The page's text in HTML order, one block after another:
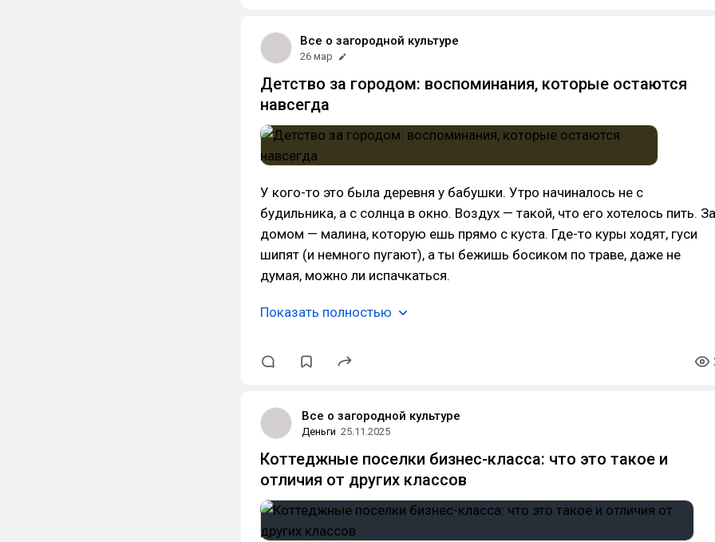
Все о загородной культуре
26 мар
Детство за городом: воспоминания, которые остаются
навсегда
У кого-то это была деревня у бабушки. Утро начиналось не с
будильника, а с солнца в окно. Воздух — такой, что его хотелось пить. За
домом — малина, которую ешь прямо с куста. Где-то куры ходят, гуси
шипят (и немного пугают), а ты бежишь босиком по траве, даже не
думая, можно ли испачкаться.
Показать полностью
Все о загородной культуре
Деньги 25.11.2025
Коттеджные поселки бизнес-класса: что это такое и
отличия от других классов